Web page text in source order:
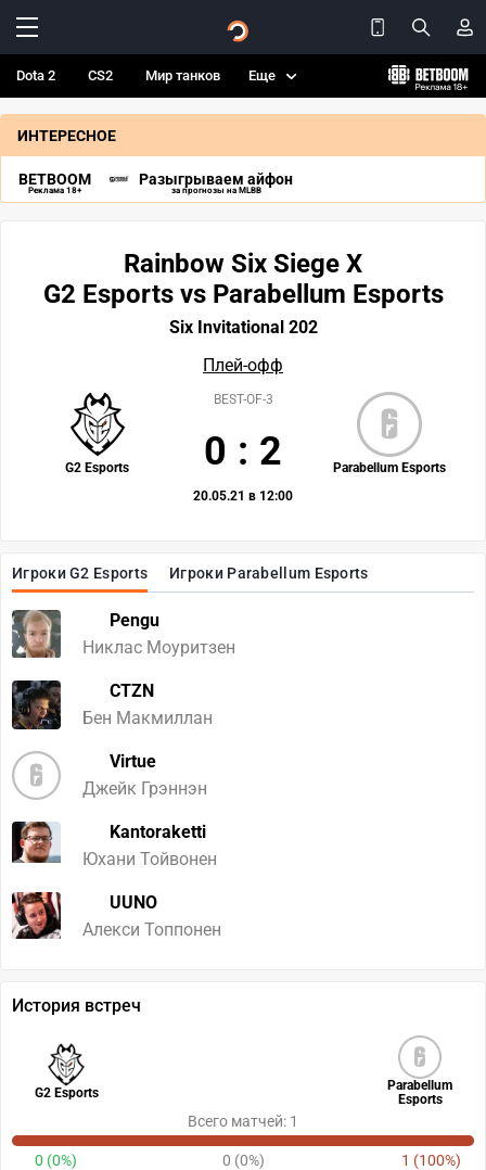
Dota 2 CS2 Мир танков Еще
ИНТЕРЕСНОЕ
BETBOOM
Реклама 18+
Разыгрываем айфон
за прогнозы на MLBB
Игроки G2 Esports Игроки Parabellum Esports
Pengu
Никлас Моуритзен
CTZN
Бен Макмиллан
Virtue
Джейк Грэннэн
Kantoraketti
Юхани Тойвонен
UUNO
Алекси Топпонен
Rainbow Six Siege X
G2 Esports vs Parabellum Esports
Six Invitational 202
Плей-офф
G2 Esports Parabellum Esports
BEST-OF-3
0 : 2
20.05.21 в 12:00
История встреч
G2 Esports
Parabellum
Esports
Всего матчей: 1
0 (0%) 0 (0%) 1 (100%)